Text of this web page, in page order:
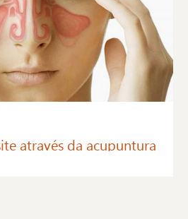
através da acupuntura